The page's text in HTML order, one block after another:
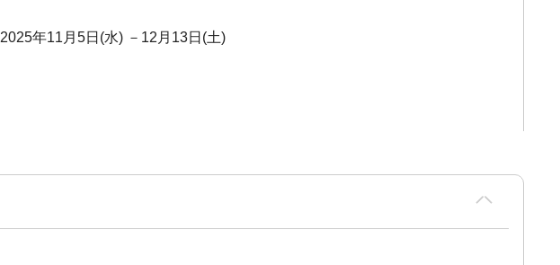
2025年11月5日(水) －12月13日(土)